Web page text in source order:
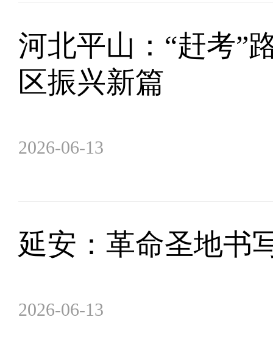
河北平山：“赶考”
区振兴新篇
2026-06-13
延安：革命圣地书
2026-06-13